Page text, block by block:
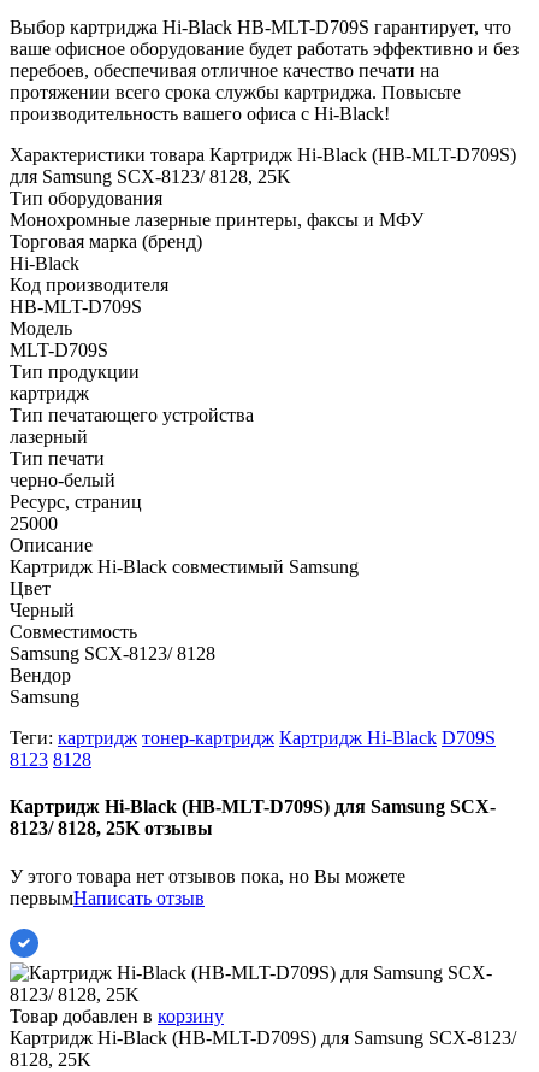
Выбор картриджа Hi-Black HB-MLT-D709S гарантирует, что
ваше офисное оборудование будет работать эффективно и без
перебоев, обеспечивая отличное качество печати на
протяжении всего срока службы картриджа. Повысьте
производительность вашего офиса с Hi-Black!
Характеристики товара Картридж Hi-Black (HB-MLT-D709S)
для Samsung SCX-8123/ 8128, 25K
Тип оборудования
Монохромные лазерные принтеры, факсы и МФУ
Торговая марка (бренд)
Hi-Black
Код производителя
HB-MLT-D709S
Модель
MLT-D709S
Тип продукции
картридж
Тип печатающего устройства
лазерный
Тип печати
черно-белый
Ресурс, страниц
25000
Описание
Картридж Hi-Black совместимый Samsung
Цвет
Черный
Совместимость
Samsung SCX-8123/ 8128
Вендор
Samsung
Теги: картридж тонер-картридж Картридж Hi-Black D709S
8123 8128
Картридж Hi-Black (HB-MLT-D709S) для Samsung SCX-
8123/ 8128, 25K отзывы
У этого товара нет отзывов пока, но Вы можете
первымНаписать отзыв
Товар добавлен в корзину
Картридж Hi-Black (HB-MLT-D709S) для Samsung SCX-8123/
8128, 25K